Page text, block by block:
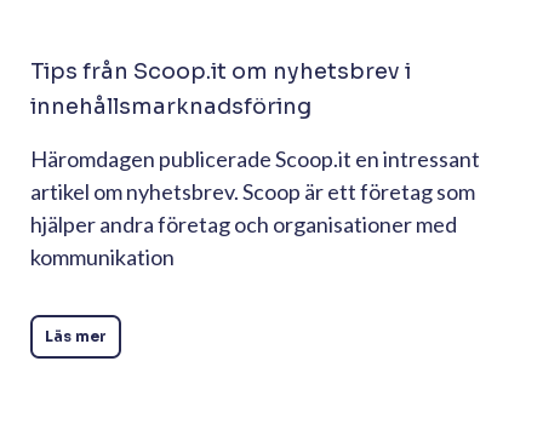
Tips från Scoop.it om nyhetsbrev i
innehållsmarknadsföring
Häromdagen publicerade Scoop.it en intressant
artikel om nyhetsbrev. Scoop är ett företag som
hjälper andra företag och organisationer med
kommunikation
Läs mer